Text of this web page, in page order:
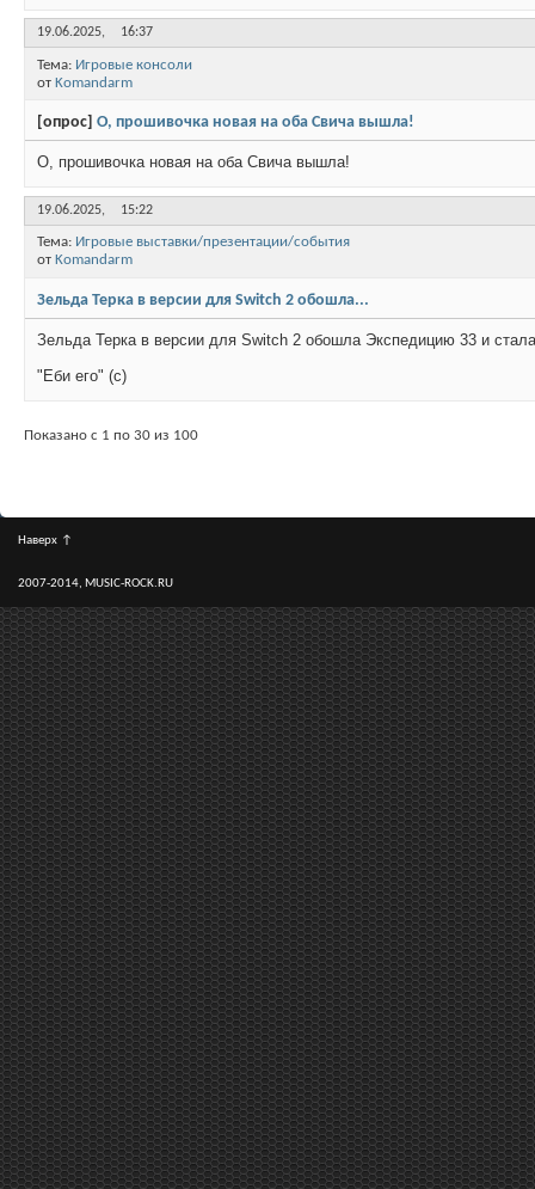
19.06.2025, 16:37
Тема: Игровые консоли
от Komandarm
[опрос] О, прошивочка новая на оба Свича вышла!
О, прошивочка новая на оба Свича вышла!
19.06.2025, 15:22
Тема: Игровые выставки/презентации/события
от Komandarm
Зельда Терка в версии для Switch 2 обошла...
Зельда Терка в версии для Switch 2 обошла Экспедицию 33 и
"Еби его" (с)
Показано с 1 по 30 из 100
Наверх ↑
2007-2014, MUSIC-ROCK.RU